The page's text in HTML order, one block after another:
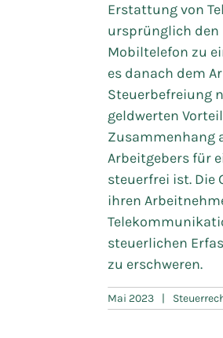
Erstattung von
ursprünglich den
Mobiltelefon zu
es danach dem
Steuerbefreiung
geldwerten
Zusammenhang
Arbeitgebers für
steuerfrei ist. Die
ihren
steuerlichen
zu erschweren.
Mai 2023 |